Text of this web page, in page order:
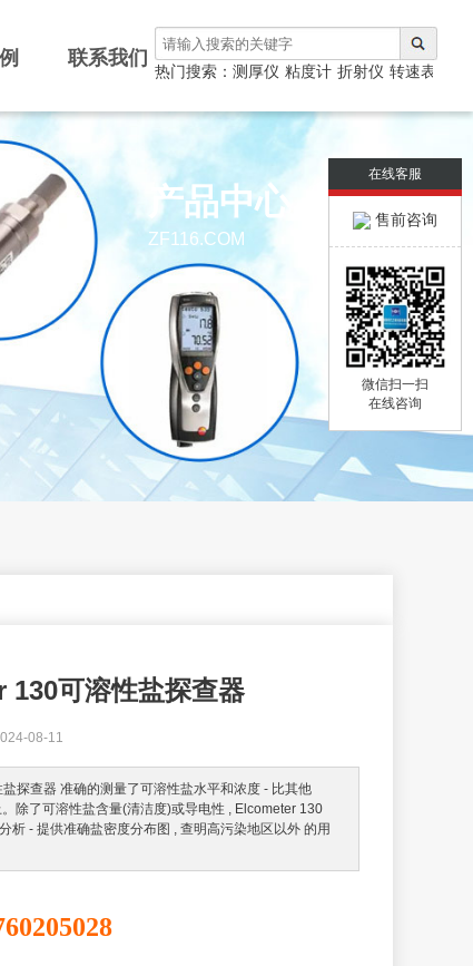
联系我们
热门搜索：
测厚仪 涂层测厚仪 粘度计 折射仪 转速表 光泽仪
产品中心
ZF116.COM
可溶性盐探查器
08-11
探查器 准确的测量了可溶性盐水平和浓度 - 比其他
除了可溶性盐含量(清洁度)或导电性 , Elcometer 130
析 - 提供准确盐密度分布图 , 查明高污染地区以外 的用
在线客服
售前咨询
微信扫一扫
在线咨询